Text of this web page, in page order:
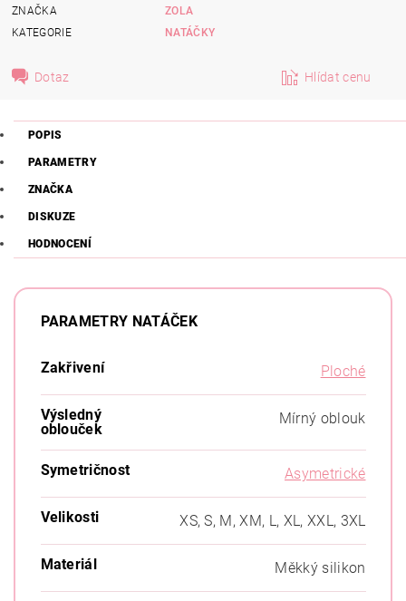
ZNAČKA
ZOLA
KATEGORIE
NATÁČKY
Dotaz Hlídat cenu
POPIS
PARAMETRY
ZNAČKA
DISKUZE
HODNOCENÍ
PARAMETRY NATÁČEK
Zakřivení Ploché
Výsledný
oblouček
Mírný oblouk
Symetričnost Asymetrické
Velikosti XS, S, M, XM, L, XL, XXL, 3XL
Materiál Měkký silikon